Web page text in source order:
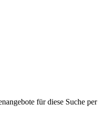
für diese Suche per